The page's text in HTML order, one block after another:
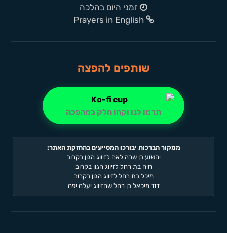
זמני היום בהלכה
Prayers in English
שותפים להפצה
תרמו לנו וקחו חלק במהפכה
ממקור הברכות יבורכו המסייעים בהחזקת האתר:
יהשוע בן שרה לאה לזיווג הגון בקרוב
חיה בת רחל לזיווג הגון בקרוב
מיכל בת רחל לזיווג הגון בקרוב
דוד מיכאל בן רחל שהזיווג יעלה יפה